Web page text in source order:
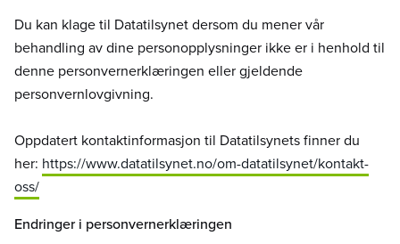
Du kan klage til Datatilsynet dersom du mener vår
behandling av dine personopplysninger ikke er i henhold til
denne personvernerklæringen eller gjeldende
personvernlovgivning.
Oppdatert kontaktinformasjon til Datatilsynets finner du
her: https://www.datatilsynet.no/om-datatilsynet/kontakt-
oss/
Endringer i personvernerklæringen